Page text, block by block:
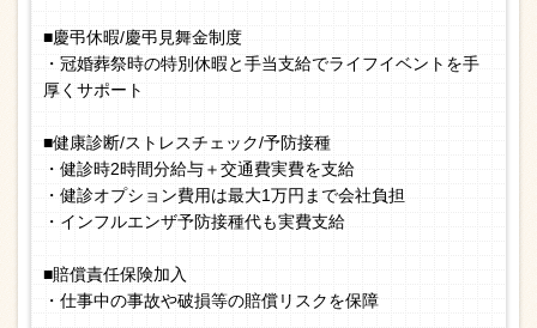
■慶弔休暇/慶弔見舞金制度
・冠婚葬祭時の特別休暇と手当支給でライフイベントを手
厚くサポート
■健康診断/ストレスチェック/予防接種
・健診時2時間分給与＋交通費実費を支給
・健診オプション費用は最大1万円まで会社負担
・インフルエンザ予防接種代も実費支給
■賠償責任保険加入
・仕事中の事故や破損等の賠償リスクを保障